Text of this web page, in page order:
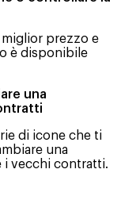
prezzo e
è disponibile
una
di icone che ti
una
i vecchi contratti.